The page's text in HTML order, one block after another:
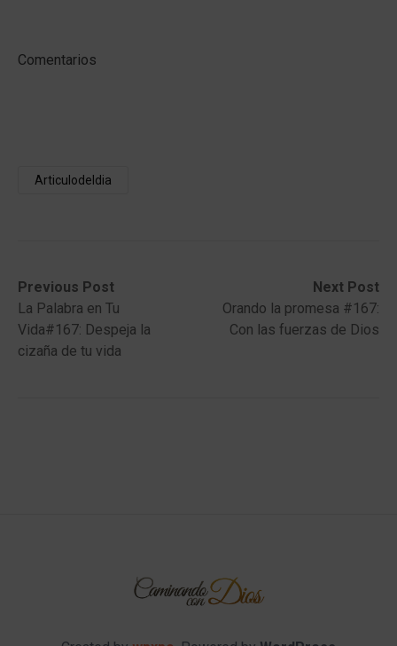
Comentarios
Articulodeldia
Post
navigation
Previous Post
Previous
post:La Palabra en Tu
Vida#167: Despeja la
cizaña de tu vida
Next Post
Next
post:
Orando la promesa #167:
Con las fuerzas de Dios